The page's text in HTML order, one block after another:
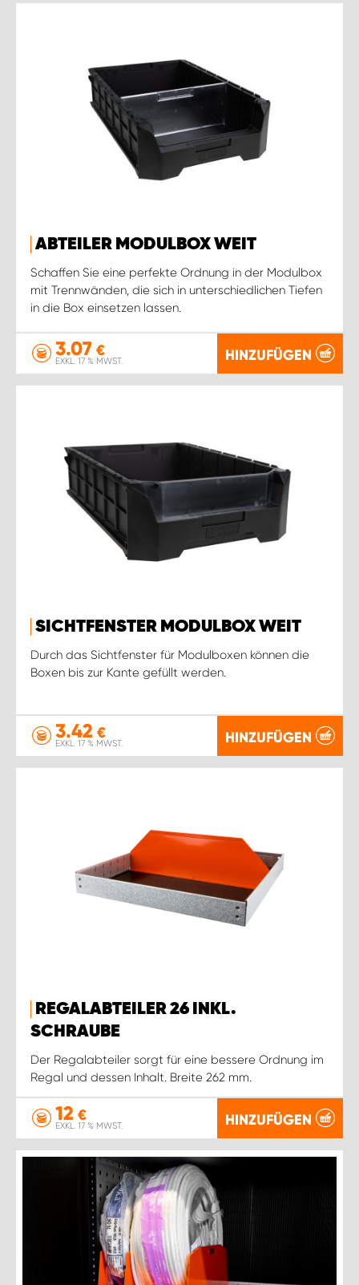
ABTEILER MODULBOX WEIT
Schaffen Sie eine perfekte Ordnung in der Modulbox
mit Trennwänden, die sich in unterschiedlichen Tiefen
in die Box einsetzen lassen.
3.07 €
EXKL. 17 % MWST. HINZUFÜGEN
SICHTFENSTER MODULBOX WEIT
Durch das Sichtfenster für Modulboxen können die
Boxen bis zur Kante gefüllt werden.
3.42 €
EXKL. 17 % MWST. HINZUFÜGEN
REGALABTEILER 26 INKL.
SCHRAUBE
Der Regalabteiler sorgt für eine bessere Ordnung im
Regal und dessen Inhalt. Breite 262 mm.
12 €
EXKL. 17 % MWST. HINZUFÜGEN